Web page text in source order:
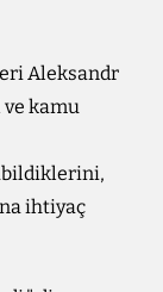
Aleksandr
ve kamu
ihtiyaç